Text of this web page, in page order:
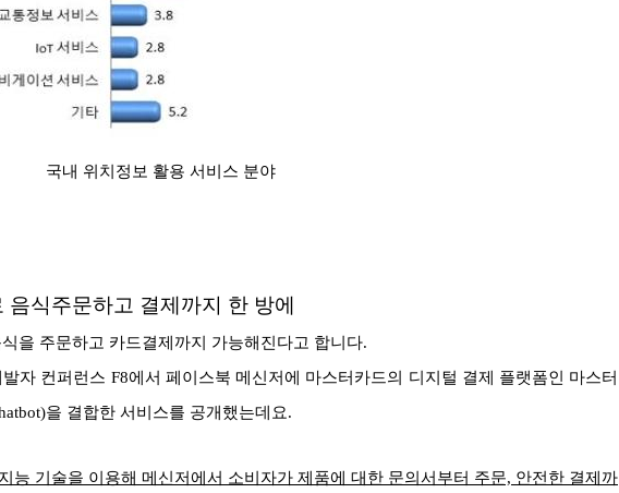
국내 위치정보 활용 서비스 분야
식주문하고 결제까지 한 방에
을 주문하고 카드결제까지 가능해진다고 합니다.
자 컨퍼런스 F8에서 페이스북 메신저에 마스터카드의 디지털 결제 플랫폼인 마스터
을 결합한 서비스를 공개했는데요.
능 기술을 이용해 메신저에서 소비자가 제품에 대한 문의서부터 주문, 안전한 결제까